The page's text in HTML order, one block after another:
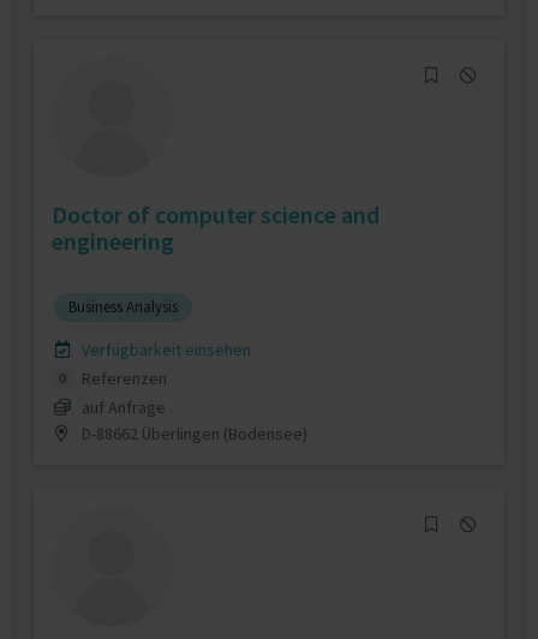
Doctor of computer science and
engineering
Business Analysis
Verfügbarkeit einsehen
0
Referenzen
auf Anfrage
D-88662 Überlingen (Bodensee)